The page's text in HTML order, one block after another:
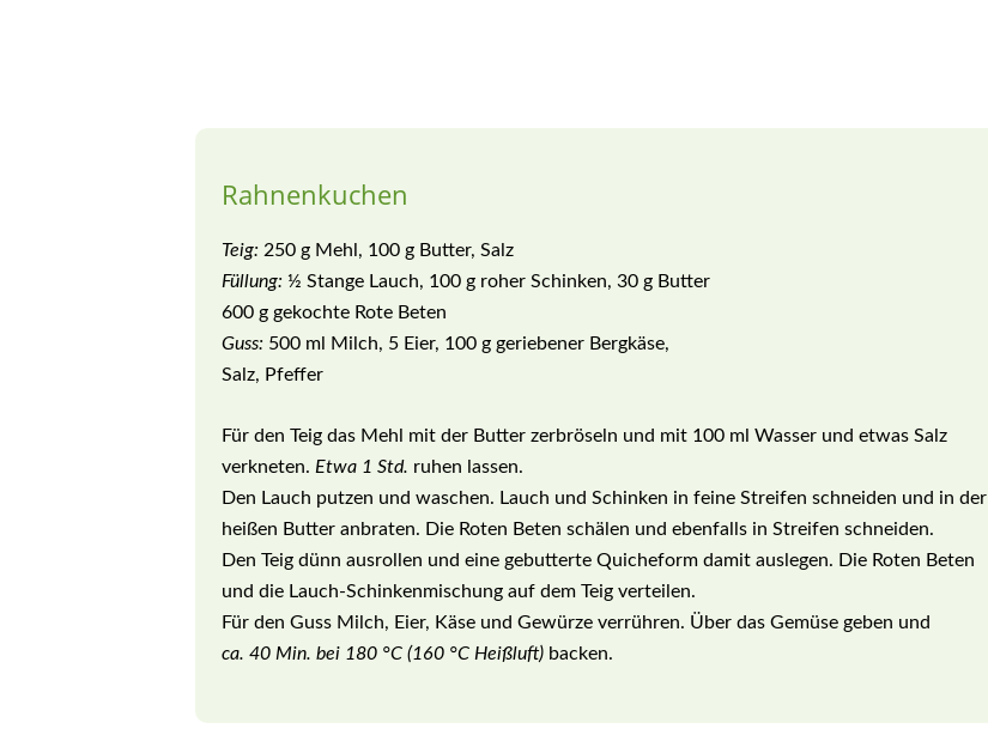
Rahnenkuchen
Teig: 250 g Mehl, 100 g Butter, Salz
Füllung: ½ Stange Lauch, 100 g roher Schinken, 30 g Butter
600 g gekochte Rote Beten
Guss: 500 ml Milch, 5 Eier, 100 g geriebener Bergkäse,
Salz, Pfeffer
Für den Teig das Mehl mit der Butter zerbröseln und mit 100 ml Wasser und etwas Salz
verkneten. Etwa 1 Std. ruhen lassen.
Den Lauch putzen und waschen. Lauch und Schinken in feine Streifen schneiden und in der
heißen Butter anbraten. Die Roten Beten schälen und ebenfalls in Streifen schneiden.
Den Teig dünn ausrollen und eine gebutterte Quicheform damit auslegen. Die Roten Beten
und die Lauch-Schinkenmischung auf dem Teig verteilen.
Für den Guss Milch, Eier, Käse und Gewürze verrühren. Über das Gemüse geben und
ca. 40 Min. bei 180 °C (160 °C Heißluft)backen.